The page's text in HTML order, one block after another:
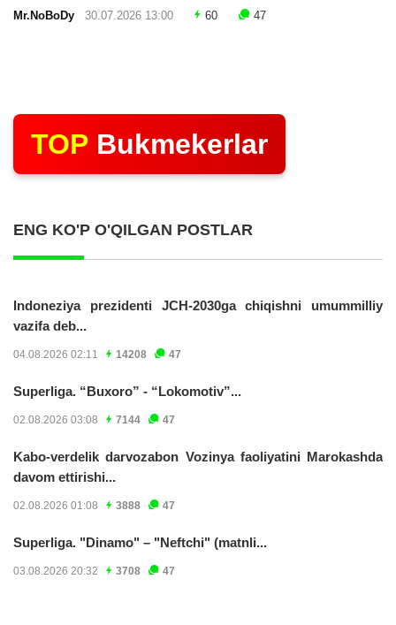
Mr.NoBoDy 30.07.2026 13:00 60 47
TOP Bukmekerlar
ENG KO'P O'QILGAN POSTLAR
Indoneziya prezidenti JCH-2030ga chiqishni umummilliy
vazifa deb...
04.08.2026 02:11 14208 47
Superliga. “Buxoro” - “Lokomotiv”...
02.08.2026 03:08 7144 47
Kabo-verdelik darvozabon Vozinya faoliyatini Marokashda
davom ettirishi...
02.08.2026 01:08 3888 47
Superliga. "Dinamo" – "Neftchi" (matnli...
03.08.2026 20:32 3708 47